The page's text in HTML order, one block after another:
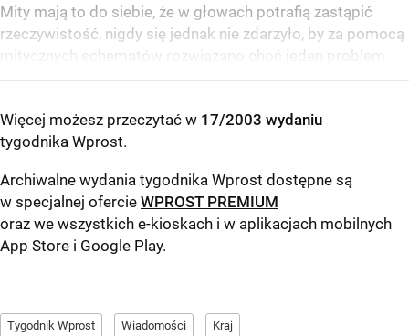
Mity mają to do siebie, że w głowach potrafią zastąpić
rzeczywistość, nigdy się jednak nie zdarzyło, by za pomocą
mitycznych schematów rozwiązano choć jeden problem.
Więcej możesz przeczytać w 17/2003 wydaniu
tygodnika Wprost.
Archiwalne wydania tygodnika Wprost dostępne są
w specjalnej ofercie WPROST PREMIUM
oraz we wszystkich e-kioskach i w aplikacjach mobilnych
App Store i Google Play.
Tygodnik Wprost Wiadomości Kraj